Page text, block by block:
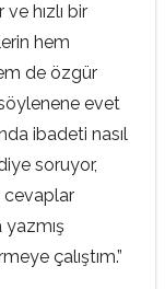
hızlı bir
hem
de özgür
evet
ibadeti nasıl
soruyor,
cevaplar
çalıştım.”